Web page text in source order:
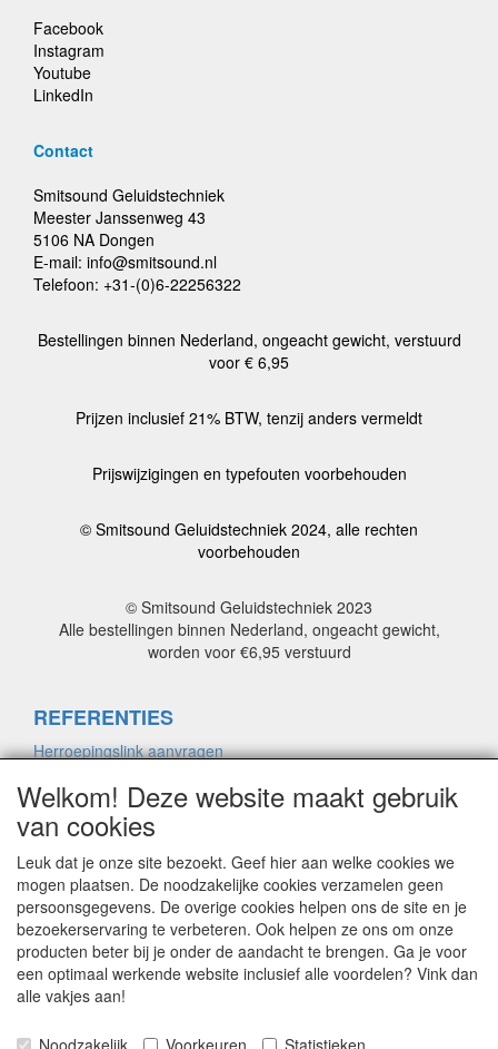
Facebook
Instagram
Youtube
LinkedIn
Contact
Smitsound Geluidstechniek
Meester Janssenweg 43
5106 NA Dongen
E-mail: info@smitsound.nl
Telefoon: +31-(0)6-22256322
Bestellingen binnen Nederland, ongeacht gewicht, verstuurd
voor € 6,95
Prijzen inclusief 21% BTW, tenzij anders vermeldt
Prijswijzigingen en typefouten voorbehouden
© Smitsound Geluidstechniek 2024, alle rechten
voorbehouden
© Smitsound Geluidstechniek 2023
Alle bestellingen binnen Nederland, ongeacht gewicht,
worden voor €6,95 verstuurd
REFERENTIES
Herroepingslink aanvragen
ALGEMENE VOORWAARDEN
Herroepingslink aanvragen
PRIVACYVERKLARING
Herroepingslink aanvragen
Welkom! Deze website maakt gebruik
van cookies
Leuk dat je onze site bezoekt. Geef hier aan welke cookies we
mogen plaatsen. De noodzakelijke cookies verzamelen geen
persoonsgegevens. De overige cookies helpen ons de site en je
bezoekerservaring te verbeteren. Ook helpen ze ons om onze
producten beter bij je onder de aandacht te brengen. Ga je voor
een optimaal werkende website inclusief alle voordelen? Vink dan
alle vakjes aan!
Noodzakelijk Voorkeuren Statistieken